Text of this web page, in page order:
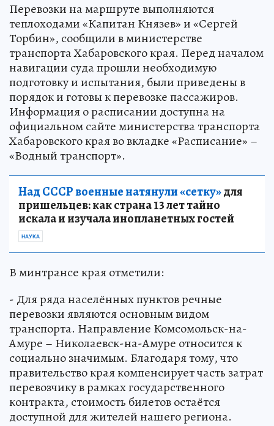
Перевозки на маршруте выполняются
теплоходами «Капитан Князев» и «Сергей
Торбин», сообщили в министерстве
транспорта Хабаровского края. Перед началом
навигации суда прошли необходимую
подготовку и испытания, были приведены в
порядок и готовы к перевозке пассажиров.
Информация о расписании доступна на
официальном сайте министерства транспорта
Хабаровского края во вкладке «Расписание» –
«Водный транспорт».
Над СССР военные натянули «сетку»для
пришельцев: как страна 13 лет тайно
искала и изучала инопланетных гостей
НАУКА
В минтрансе края отметили:
- Для ряда населённых пунктов речные
перевозки являются основным видом
транспорта. Направление Комсомольск-на-
Амуре – Николаевск-на-Амуре относится к
социально значимым. Благодаря тому, что
правительство края компенсирует часть затрат
перевозчику в рамках государственного
контракта, стоимость билетов остаётся
доступной для жителей нашего региона.